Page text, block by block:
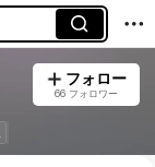
フォロー
66 フォロワー